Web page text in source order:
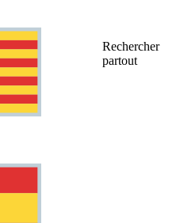
Rechercher
partout